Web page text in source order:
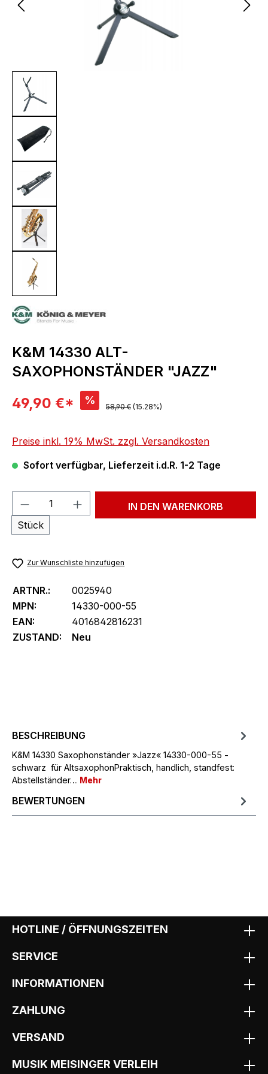
K&M 14330 ALT-
SAXOPHONSTÄNDER "JAZZ"
Verkaufspreis:
49,90 €* % Regulärer Preis:
58,90 € (15.28%)
Preise inkl. 19% MwSt. zzgl. Versandkosten
Sofort verfügbar, Lieferzeit i.d.R. 1-2 Tage
Produkt Anzahl: Gib den
Stück
IN DEN WARENKORB
Zur Wunschliste hinzufügen
ARTNR.:
0025940
MPN:
14330-000-55
EAN:
4016842816231
ZUSTAND:
Neu
BESCHREIBUNG
K&M 14330 Saxophonständer »Jazz« 14330-000-55 -
schwarz für AltsaxophonPraktisch, handlich, standfest:
Abstellständer… Mehr
BEWERTUNGEN
HOTLINE / ÖFFNUNGSZEITEN
SERVICE
INFORMATIONEN
ZAHLUNG
VERSAND
MUSIK MEISINGER VERLEIH